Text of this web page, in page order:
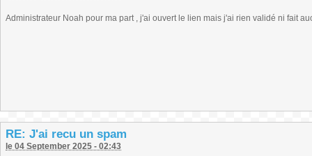
Administrateur Noah pour ma part , j'ai ouvert le lien mais j'ai rien validé ni fait
RE: J'ai recu un spam
le 04 September 2025 - 02:43